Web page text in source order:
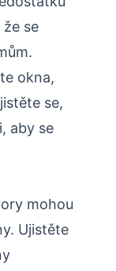
se
okna,
se,‌
aby se⁣
mohou
Ujistěte